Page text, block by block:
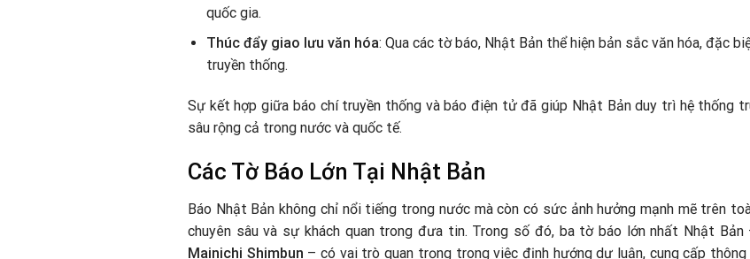
quốc gia.
Thúc đẩy giao lưu văn hóa: Qua các tờ báo, Nhật Bản thể hiện bản sắc văn hóa, đặc
truyền thống.
Sự kết hợp giữa báo chí truyền thống và báo điện tử đã giúp Nhật Bản duy trì hệ thống
sâu rộng cả trong nước và quốc tế.
Các Tờ Báo Lớn Tại Nhật Bản
Báo Nhật Bản không chỉ nổi tiếng trong nước mà còn có sức ảnh hưởng mạnh mẽ trên
chuyên sâu và sự khách quan trong đưa tin. Trong số đó, ba tờ báo lớn nhất Nhật
Mainichi Shimbun – có vai trò quan trọng trong việc định hướng dư luận, cung cấp